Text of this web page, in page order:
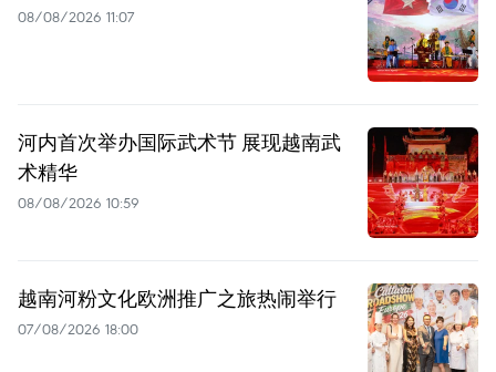
08/08/2026 11:07
河内首次举办国际武术节 展现越南武
术精华
08/08/2026 10:59
越南河粉文化欧洲推广之旅热闹举行
07/08/2026 18:00